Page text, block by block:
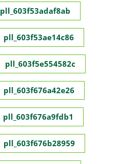
pll_603f53adaf8ab
pll_603f53ae14c86
pll_603f5e554582c
pll_603f676a42e26
pll_603f676a9fdb1
pll_603f676b28959